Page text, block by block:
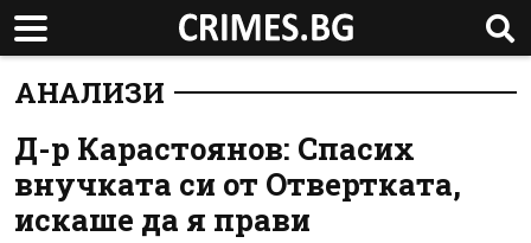
АНАЛИЗИ
Д-р Карастоянов: Спасих
внучката си от Отвертката,
искаше да я прави